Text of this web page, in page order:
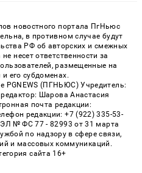
новостного портала ПгНьюс
в противном случае будут
РФ об авторских и смежных
несет ответственности за
размещенные на
и его субдоменах.
PGNEWS (ПГНЬЮС) Учредитель:
Шарова Анастасия
почта редакции:
редакции: +7 (922) 335-53-
№ ФС 77 - 82993 от 31 марта
по надзору в сфере связи,
и массовых коммуникаций.
сайта 16+